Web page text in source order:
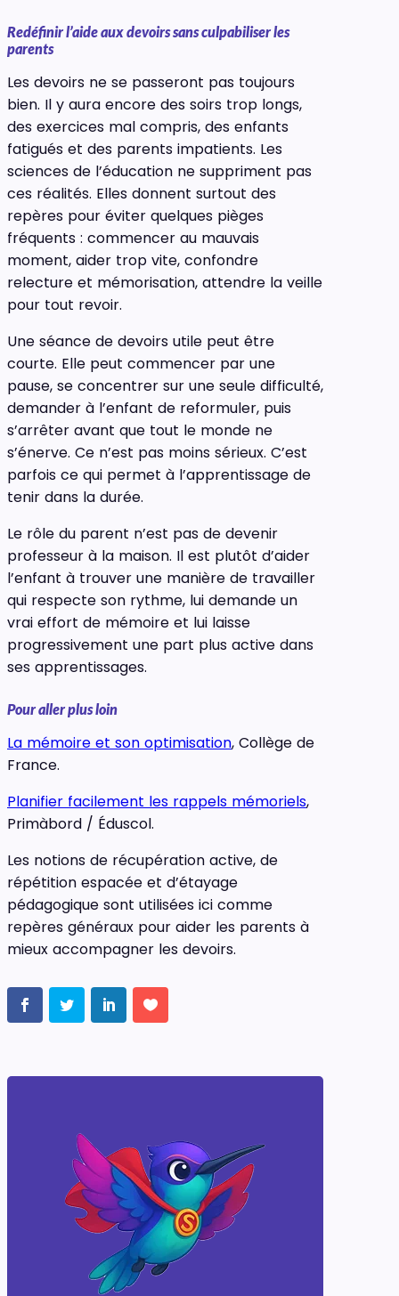
Redéfinir l’aide aux devoirs sans culpabiliser les
parents
Les devoirs ne se passeront pas toujours
bien. Il y aura encore des soirs trop longs,
des exercices mal compris, des enfants
fatigués et des parents impatients. Les
sciences de l’éducation ne suppriment pas
ces réalités. Elles donnent surtout des
repères pour éviter quelques pièges
fréquents : commencer au mauvais
moment, aider trop vite, confondre
relecture et mémorisation, attendre la veille
pour tout revoir.
Une séance de devoirs utile peut être
courte. Elle peut commencer par une
pause, se concentrer sur une seule difficulté,
demander à l’enfant de reformuler, puis
s’arrêter avant que tout le monde ne
s’énerve. Ce n’est pas moins sérieux. C’est
parfois ce qui permet à l’apprentissage de
tenir dans la durée.
Le rôle du parent n’est pas de devenir
professeur à la maison. Il est plutôt d’aider
l’enfant à trouver une manière de travailler
qui respecte son rythme, lui demande un
vrai effort de mémoire et lui laisse
progressivement une part plus active dans
ses apprentissages.
Pour aller plus loin
La mémoire et son optimisation, Collège de
France.
Planifier facilement les rappels mémoriels,
Primàbord / Éduscol.
Les notions de récupération active, de
répétition espacée et d’étayage
pédagogique sont utilisées ici comme
repères généraux pour aider les parents à
mieux accompagner les devoirs.